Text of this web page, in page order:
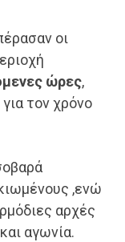
οι
ώρες,
τον χρόνο
,ενώ
αρχές
αγωνία.